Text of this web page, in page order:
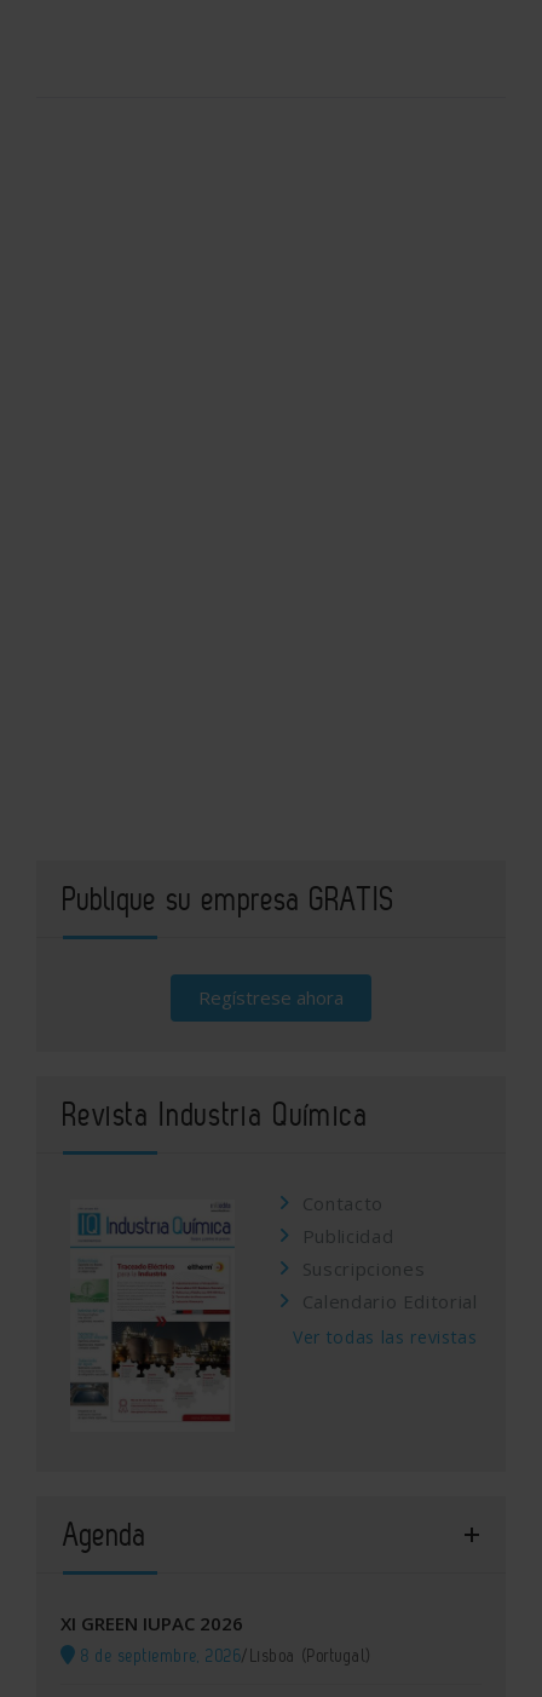
Publique su empresa GRATIS
Regístrese ahora
Revista Industria Química
Contacto
Publicidad
Suscripciones
Calendario Editorial
Ver todas las revistas
Agenda
XI GREEN IUPAC 2026
8 de septiembre, 2026/ Lisboa (Portugal)